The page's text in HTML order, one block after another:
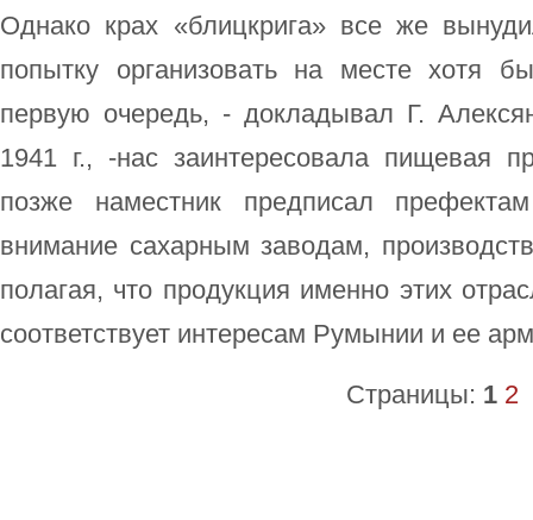
Однако крах «блицкрига» все же
попытку организовать на месте хотя
первую очередь, - докладывал Г.
1941 г., -нас заинтересовала пищевая
позже наместник предписал
внимание сахарным заводам,
полагая, что продукция именно этих
соответствует интересам Румынии и ее
Страницы: 1 2